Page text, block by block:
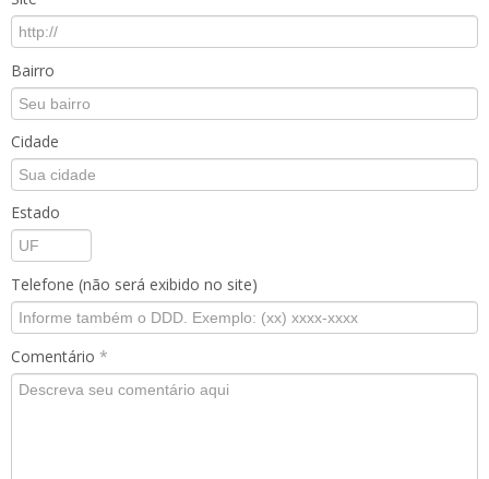
Bairro
Cidade
Estado
Telefone (não será exibido no site)
Comentário *